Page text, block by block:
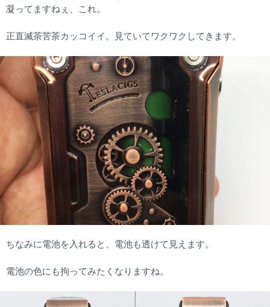
凝ってますねぇ、これ。
正直滅茶苦茶カッコイイ。見ていてワクワクしてきます。
ちなみに電池を入れると、電池も透けて見えます。
電池の色にも拘ってみたくなりますね。